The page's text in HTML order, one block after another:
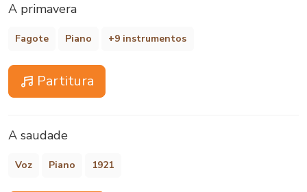
A primavera
Fagote Piano +9 instrumentos
Partitura
A saudade
Voz Piano 1921